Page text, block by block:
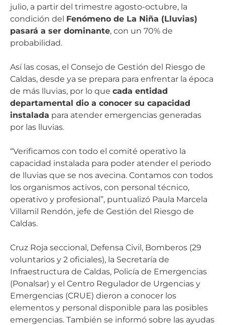
julio, a partir del trimestre agosto-octubre, la
condición del Fenómeno de La Niña (Lluvias)
pasará a ser dominante, con un 70% de
probabilidad.
Así las cosas, el Consejo de Gestión del Riesgo de
Caldas, desde ya se prepara para enfrentar la época
de más lluvias, por lo que cada entidad
departamental dio a conocer su capacidad
instalada para atender emergencias generadas
por las lluvias.
“Verificamos con todo el comité operativo la
capacidad instalada para poder atender el periodo
de lluvias que se nos avecina. Contamos con todos
los organismos activos, con personal técnico,
operativo y profesional”, puntualizó Paula Marcela
Villamil Rendón, jefe de Gestión del Riesgo de
Caldas.
Cruz Roja seccional, Defensa Civil, Bomberos (29
voluntarios y 2 oficiales), la Secretaría de
Infraestructura de Caldas, Policía de Emergencias
(Ponalsar) y el Centro Regulador de Urgencias y
Emergencias (CRUE) dieron a conocer los
elementos y personal disponible para las posibles
emergencias. También se informó sobre las ayudas